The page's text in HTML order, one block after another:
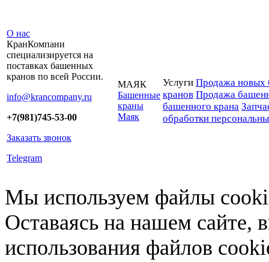
О нас
КранКомпани
специализируется на
поставках башенных
кранов по всей России.
info@krancompany.ru
+7(981)745-53-00
Заказать звонок
Telegram
МАЯК
Башенные
краны
Маяк
Услуги Продажа новых
кранов Продажа
башенного крана
обработки
Мы используем файлы
Оставаясь на нашем сайте,
использования файлов